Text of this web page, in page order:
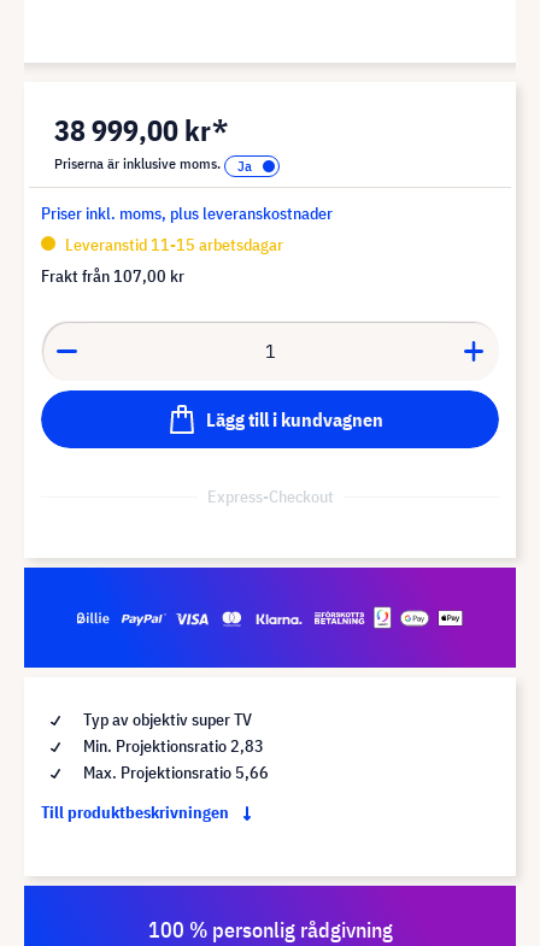
38 999,00 kr*
Priserna är inklusive moms.
Priser inkl. moms, plus leveranskostnader
Leveranstid 11-15 arbetsdagar
Frakt från 107,00 kr
Lägg till i kundvagnen
Express-Checkout
Typ av objektiv super TV
Min. Projektionsratio 2,83
Max. Projektionsratio 5,66
Till produktbeskrivningen
100 % personlig rådgivning